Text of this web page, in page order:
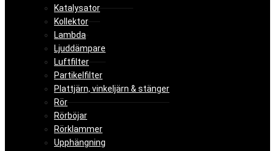
Katalysator
Kollektor
Lambda
Ljuddämpare
Luftfilter
Partikelfilter
Plattjärn, vinkeljärn & stänger
Rör
Rörböjar
Rörklammer
Upphängning